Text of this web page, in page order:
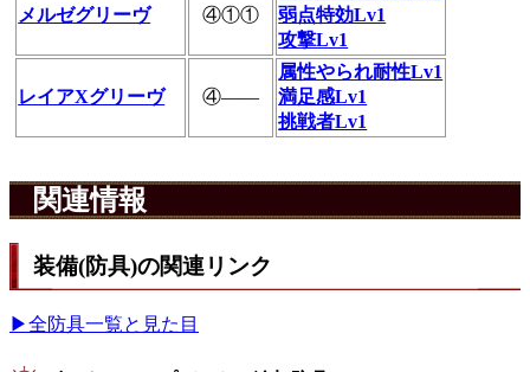
メルゼグリーヴ ④①①
弱点特効Lv1
攻撃Lv1
レイアXグリーヴ ④――
属性やられ耐性Lv1
満足感Lv1
挑戦者Lv1
関連情報
装備(防具)の関連リンク
▶全防具一覧と見た目